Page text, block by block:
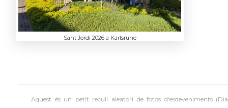
Sant Jordi 2026 a Karlsruhe
Aquest és un petit recull aleatori defotos d'esdeveniments